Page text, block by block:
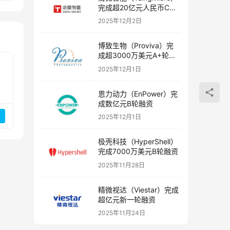
完成超20亿元人民币C轮
融资
2025年12月2日
博致生物（Proviva）完
成超3000万美元A+轮融
资
2025年12月1日
恩力动力（EnPower）完
成数亿元B轮融资
2025年12月1日
极壳科技（HyperShell）
完成7000万美元B轮融资
2025年11月28日
精微视达（Viestar）完成
超亿元新一轮融资
2025年11月24日